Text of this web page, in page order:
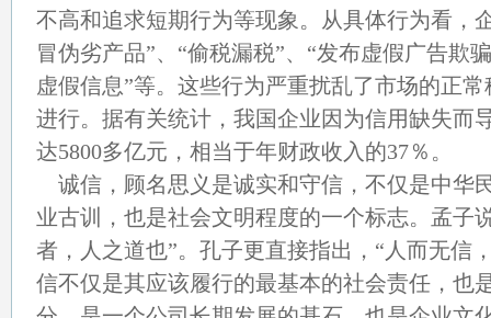
不高和追求短期行为等现象。从具体行为看，
冒伪劣产品”、“偷税漏税”、“发布虚假广告欺
虚假信息”等。这些行为严重扰乱了市场的正
进行。据有关统计，我国企业因为信用缺失而
达5800多亿元，相当于年财政收入的37％。
诚信，顾名思义是诚实和守信，不仅是中华
业古训，也是社会文明程度的一个标志。孟子
者，人之道也”。孔子更直接指出，“人而无信
信不仅是其应该履行的最基本的社会责任，也